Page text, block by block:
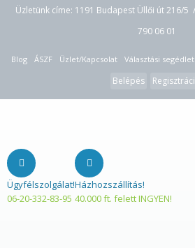
Üzletünk címe: 1191 Budapest Üllői út 216/5
790 06 01
Blog ÁSZF Üzlet/Kapcsolat Választási segédlet
Belépés
Ügyfélszolgálat!
06-20-332-83-95
Házhozszállítás!
40.000 ft. felett INGYEN!